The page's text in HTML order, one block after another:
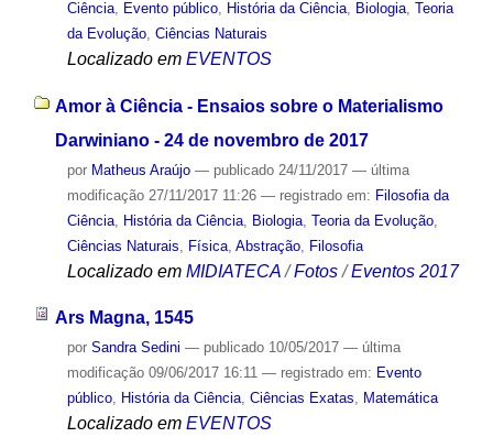
Ciência, Evento público, História da Ciência, Biologia, Teoria
da Evolução, Ciências Naturais
Localizado em EVENTOS
Amor à Ciência - Ensaios sobre o Materialismo
Darwiniano - 24 de novembro de 2017
por Matheus Araújo — publicado24/11/2017 — última
modificação27/11/2017 11:26 — registrado em: Filosofia da
Ciência, História da Ciência, Biologia, Teoria da Evolução,
Ciências Naturais
Física, Abstração, Filosofia
Localizado em MIDIATECA /Fotos /Eventos 2017
Ars Magna, 1545
por Sandra Sedini — publicado10/05/2017 — última
modificação09/06/2017 16:11 — registrado em: Evento
público, História da Ciência, Ciências Exatas, Matemática
Localizado em EVENTOS